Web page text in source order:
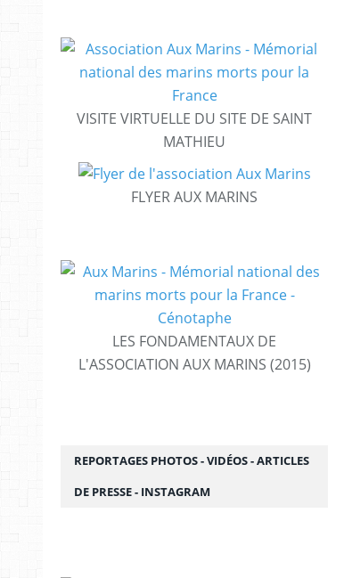
VISITE VIRTUELLE DU SITE DE SAINT
MATHIEU
FLYER AUX MARINS
LES FONDAMENTAUX DE
L'ASSOCIATION AUX MARINS (2015)
REPORTAGES PHOTOS - VIDÉOS - ARTICLES
DE PRESSE - INSTAGRAM